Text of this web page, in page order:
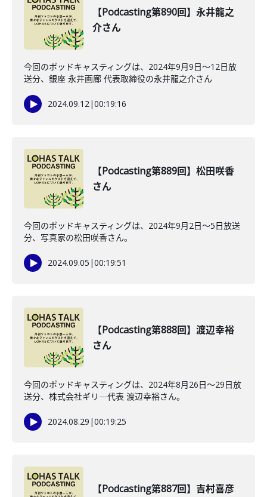
【Podcasting第890回】永井龍之
介さん
今回のポッドキャスティングは、2024年9月9日〜12日放
送分、銀座 永井画廊 代表取締役の永井龍之介さん
2024.09.12|00:19:16
【Podcasting第889回】松田咲香
さん
今回のポッドキャスティングは、2024年9月2日〜5日放送
分、写真家の松田咲香さん。
2024.09.05 |00:19:51
【Podcasting第888回】渡辺幸裕
さん
今回のポッドキャスティングは、2024年8月26日〜29日放
送分、株式会社ギリ―代表 渡辺幸裕さん。
2024.08.29 |00:19:25
【Podcasting第887回】吉村喜彦